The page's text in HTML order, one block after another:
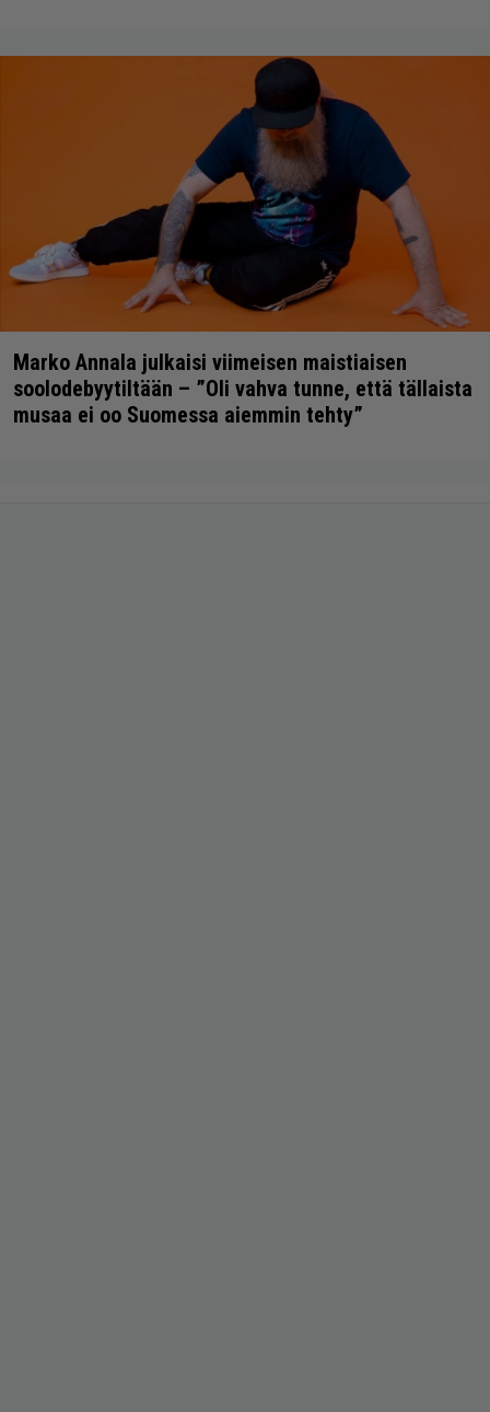
Marko Annala julkaisi viimeisen maistiaisen
soolodebyytiltään – ”Oli vahva tunne, että tällaista
musaa ei oo Suomessa aiemmin tehty”